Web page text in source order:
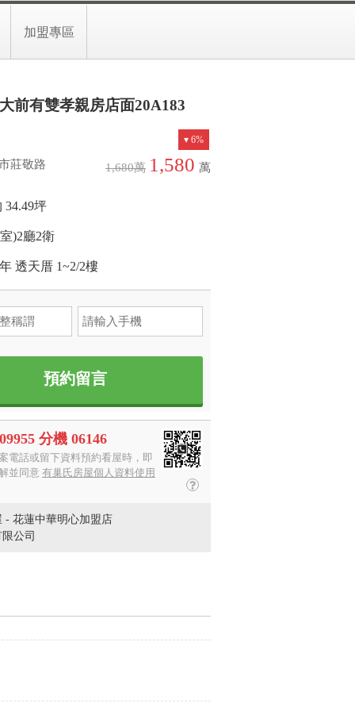
加盟專區
前有雙孝親房店面20A183
莊敬路
6%
1,680萬 1,580 萬
34.49坪
)2廳2衛
透天厝 1~2/2樓
預約留言
分機 06146
電話或留下資料預約看屋時，即
並同意 有巢氏房屋個人資料使用
- 花蓮中華明心加盟店
公司